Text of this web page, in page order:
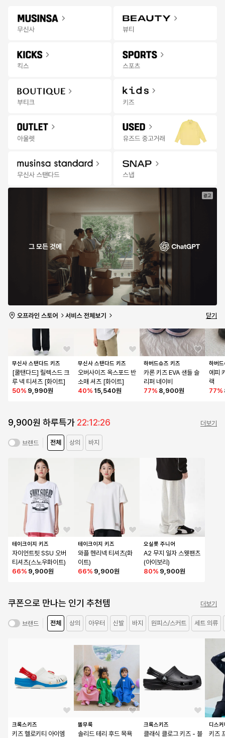
키즈 상품을 검색해 보세요.
추천 랭킹 세일 발매
오프라인
스토어
브랜드 바지 신발 세트 의류 아우터
베이식 스웨트 팬츠 [레
17,940원
무신사 스탠다드 키즈
[쿨탠다드] 릴렉스드 크
루 넥 티셔츠 [화이트]
50% 9,990원
무신사 스탠다드 키즈
라이트웨이트 스웨트 쇼
츠 [네이비]
40%11,940원
무신사 스탠다드 키즈
오버사이즈 옥스포드 반
소매 셔츠 [화이트]
40% 15,540원
하버드슈즈 키즈
하리오 키즈 아쿠아 워
터슈즈 오렌지
75%9,900원
하버드슈즈 키즈
카론 키즈 EVA 샌들 슬
리퍼 네이비
77% 8,900원
하버
에피
랙
77%
9,900원 하루특가 22:12:26 더보기
브랜드 전체 상의 바지
테이크이지 키즈
자이언트핏 SSU 오버
티셔츠(스노우화이트)
66% 9,900원
테이크이지 키즈
와플 헨리넥 티셔츠(화
이트)
66% 9,900원
오실롯 주니어
A2 무지 일자 스웻팬츠
(아이보리)
80% 9,900원
쿠폰으로 만나는 인기 추천템 더보기
브랜드 전체 상의 아우터 신발 바지 원피스/스커트 세트 의류
크록스키즈
키즈 헬로키티 아이엠
똘무룩
솔리드 테리 후드 목욕
크록스키즈
클래식 클로그 키즈 - 블
디스
키즈
Menu
광고
닫기
무신사 앱 설치하고 다양한 혜택과 코디 팁을 받아보세요!